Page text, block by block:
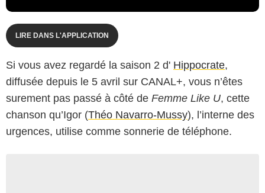
LIRE DANS L'APPLICATION
Si vous avez regardé la saison 2 d' Hippocrate,
diffusée depuis le 5 avril sur CANAL+, vous n’êtes
surement pas passé à côté de Femme Like U, cette
chanson qu’Igor (Théo Navarro-Mussy), l’interne des
urgences, utilise comme sonnerie de téléphone.